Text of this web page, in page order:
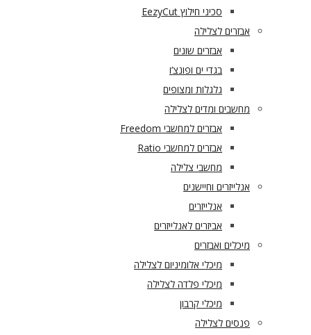
סכיני חילוץ EezyCut
אבזרים לצלילה
אבזרים שונים
בגדי ים ופונצ’ו
גלגלות ומצופים
מחשבים ומדים לצלילה
אבזרים למחשבי Freedom
אבזרים למחשבי Ratio
מחשבי צלילה
אנלייזרים וחיישנים
אנלייזרים
אביזרים לאנלייזרים
מיכלים ואבזרים
מיכלי אלומיניום לצלילה
מיכלי פלדה לצלילה
מיכלי קרבון
פנסים לצלילה